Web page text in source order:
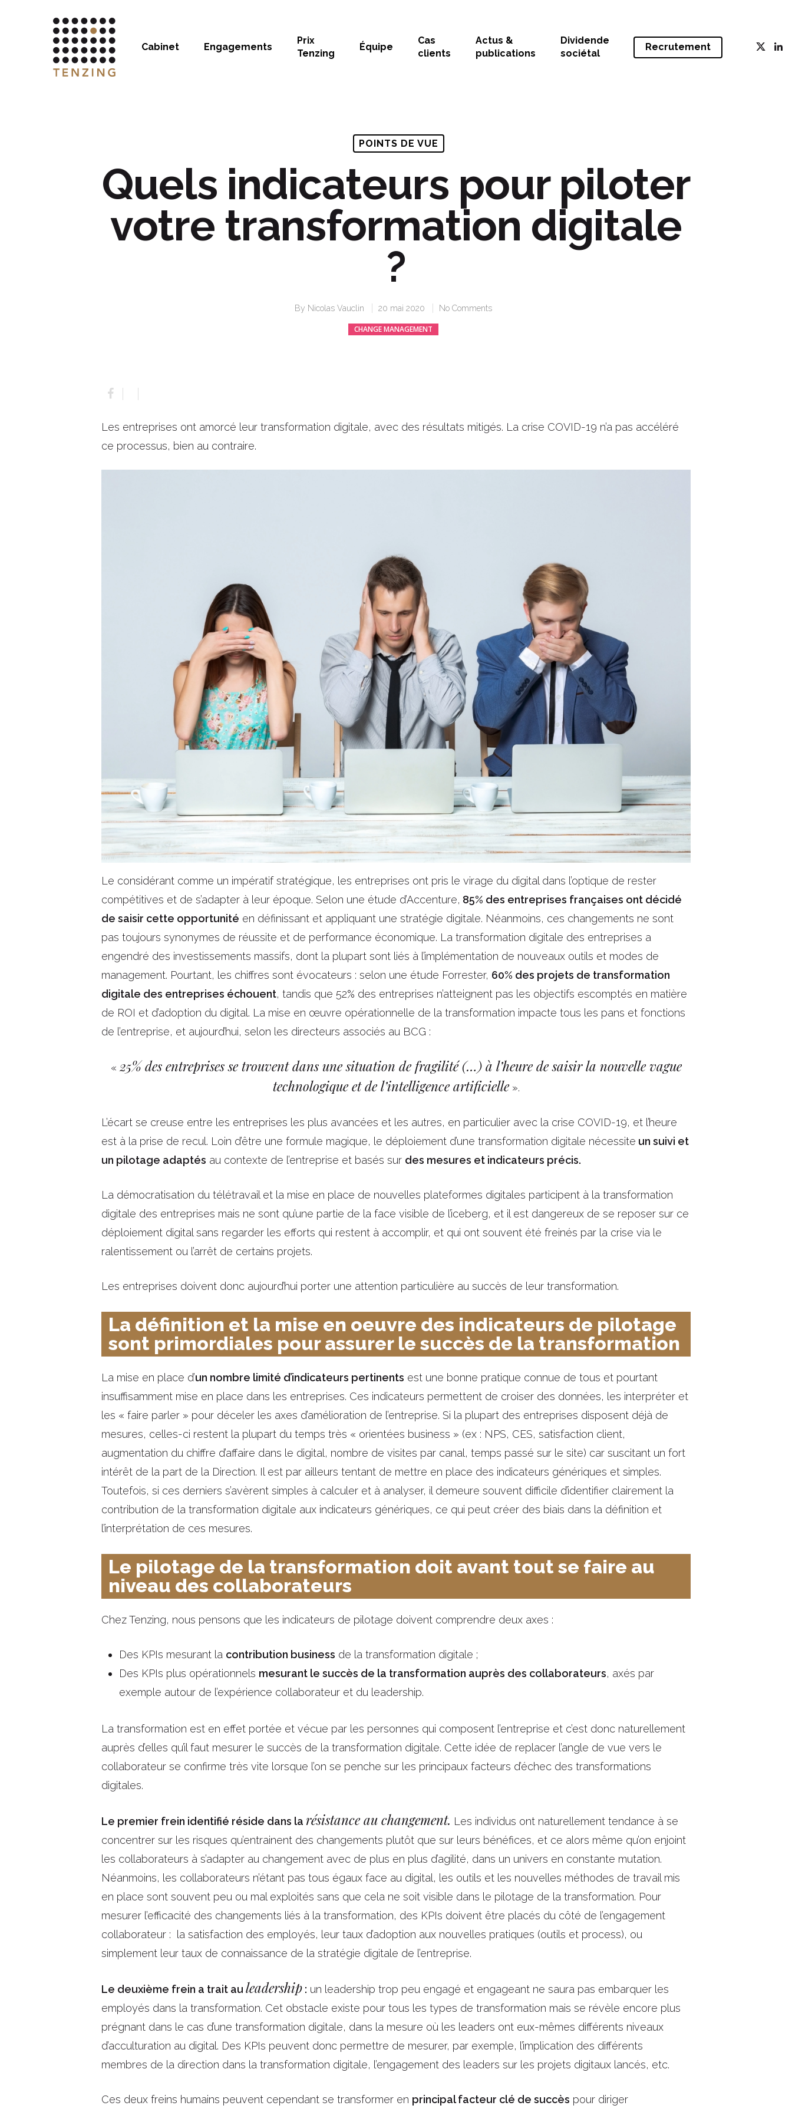
Cabinet Engagements
Prix
Tenzing
Équipe
Cas
clients
Actus &
publications
Dividende
sociétal
Recrutement
POINTS DE VUE
Quels indicateurs pour piloter
votre transformation digitale
?
By Nicolas Vauclin 20 mai 2020 No Comments
CHANGE MANAGEMENT
Les entreprises ont amorcé leur transformation digitale, avec des résultats mitigés. La crise COVID-19 n’a pas accéléré
ce processus, bien au contraire.
Le considérant comme un impératif stratégique, les entreprises ont pris le virage du digital dans l’optique de rester
compétitives et de s’adapter à leur époque. Selon une étude d’Accenture, 85% des entreprises françaises ont décidé
de saisir cette opportunité en définissant et appliquant une stratégie digitale. Néanmoins, ces changements ne sont
pas toujours synonymes de réussite et de performance économique. La transformation digitale des entreprises a
engendré des investissements massifs, dont la plupart sont liés à l’implémentation de nouveaux outils et modes de
management. Pourtant, les chiffres sont évocateurs : selon une étude Forrester, 60% des projets de transformation
digitale des entreprises échouent, tandis que 52% des entreprises n’atteignent pas les objectifs escomptés en matière
de ROI et d’adoption du digital. La mise en œuvre opérationnelle de la transformation impacte tous les pans et fonctions
de l’entreprise, et aujourd’hui, selon les directeurs associés au BCG :
« 25% des entreprises se trouvent dans une situation de fragilité (…) à l’heure de saisir la nouvelle vague
technologique et de l’intelligence artificielle».
L’écart se creuse entre les entreprises les plus avancées et les autres, en particulier avec la crise COVID-19, et l’heure
est à la prise de recul. Loin d’être une formule magique, le déploiement d’une transformation digitale nécessite un suivi et
un pilotage adaptés au contexte de l’entreprise et basés sur des mesures et indicateurs précis.
La démocratisation du télétravail et la mise en place de nouvelles plateformes digitales participent à la transformation
digitale des entreprises mais ne sont qu’une partie de la face visible de l’iceberg, et il est dangereux de se reposer sur ce
déploiement digital sans regarder les efforts qui restent à accomplir, et qui ont souvent été freinés par la crise via le
ralentissement ou l’arrêt de certains projets.
Les entreprises doivent donc aujourd’hui porter une attention particulière au succès de leur transformation.
La définition et la mise en oeuvre des indicateurs de pilotage
sont primordiales pour assurer le succès de la transformation
La mise en place d’un nombre limité d’indicateurs pertinents est une bonne pratique connue de tous et pourtant
insuffisamment mise en place dans les entreprises. Ces indicateurs permettent de croiser des données, les interpréter et
les « faire parler » pour déceler les axes d’amélioration de l’entreprise. Si la plupart des entreprises disposent déjà de
mesures, celles-ci restent la plupart du temps très « orientées business » (ex : NPS, CES, satisfaction client,
augmentation du chiffre d’affaire dans le digital, nombre de visites par canal, temps passé sur le site) car suscitant un fort
intérêt de la part de la Direction. Il est par ailleurs tentant de mettre en place des indicateurs génériques et simples.
Toutefois, si ces derniers s’avèrent simples à calculer et à analyser, il demeure souvent difficile d’identifier clairement la
contribution de la transformation digitale aux indicateurs génériques, ce qui peut créer des biais dans la définition et
l’interprétation de ces mesures.
Le pilotage de la transformation doit avant tout se faire au
niveau des collaborateurs
Chez Tenzing, nous pensons que les indicateurs de pilotage doivent comprendre deux axes :
Des KPIs mesurant la contribution business de la transformation digitale ;
Des KPIs plus opérationnels mesurant le succès de la transformation auprès des collaborateurs, axés par
exemple autour de l’expérience collaborateur et du leadership.
La transformation est en effet portée et vécue par les personnes qui composent l’entreprise et c’est donc naturellement
auprès d’elles qu’il faut mesurer le succès de la transformation digitale. Cette idée de replacer l’angle de vue vers le
collaborateur se confirme très vite lorsque l’on se penche sur les principaux facteurs d’échec des transformations
digitales.
Le premier frein identifié réside dans la résistance au changement. Les individus ont naturellement tendance à se
concentrer sur les risques qu’entrainent des changements plutôt que sur leurs bénéfices, et ce alors même qu’on enjoint
les collaborateurs à s’adapter au changement avec de plus en plus d’agilité, dans un univers en constante mutation.
Néanmoins, les collaborateurs n’étant pas tous égaux face au digital, les outils et les nouvelles méthodes de travail mis
en place sont souvent peu ou mal exploités sans que cela ne soit visible dans le pilotage de la transformation. Pour
mesurer l’efficacité des changements liés à la transformation, des KPIs doivent être placés du côté de l’engagement
collaborateur : la satisfaction des employés, leur taux d’adoption aux nouvelles pratiques (outils et process), ou
simplement leur taux de connaissance de la stratégie digitale de l’entreprise.
Le deuxième frein a trait au leadership : un leadership trop peu engagé et engageant ne saura pas embarquer les
employés dans la transformation. Cet obstacle existe pour tous les types de transformation mais se révèle encore plus
prégnant dans le cas d’une transformation digitale, dans la mesure où les leaders ont eux-mêmes différents niveaux
d’acculturation au digital. Des KPIs peuvent donc permettre de mesurer, par exemple, l’implication des différents
membres de la direction dans la transformation digitale, l’engagement des leaders sur les projets digitaux lancés, etc.
Ces deux freins humains peuvent cependant se transformer en principal facteur clé de succès pour diriger